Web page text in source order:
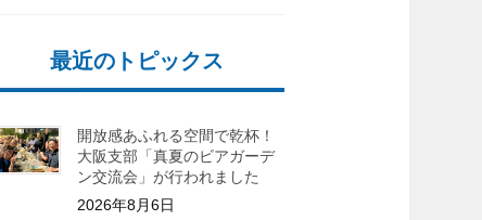
最近のトピックス
開放感あふれる空間で乾杯！
大阪支部「真夏のビアガーデ
ン交流会」が行われました
2026年8月6日